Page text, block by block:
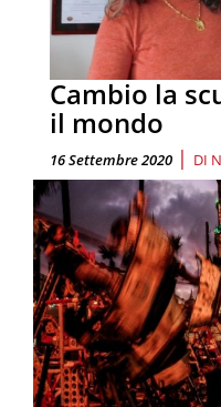
Cambio la
il mondo
16 Settembre 2020 | DI